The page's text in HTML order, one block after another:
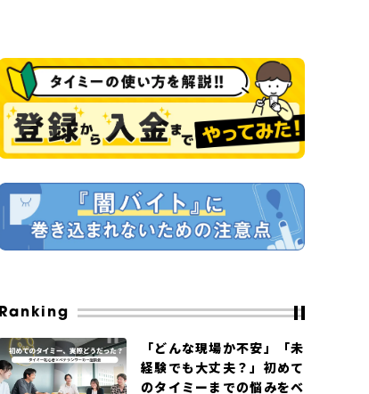
Ranking
「どんな現場か不安」「未
経験でも大丈夫？」初めて
のタイミーまでの悩みをベ